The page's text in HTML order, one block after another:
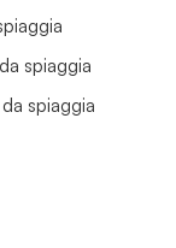
spiaggia
spiaggia